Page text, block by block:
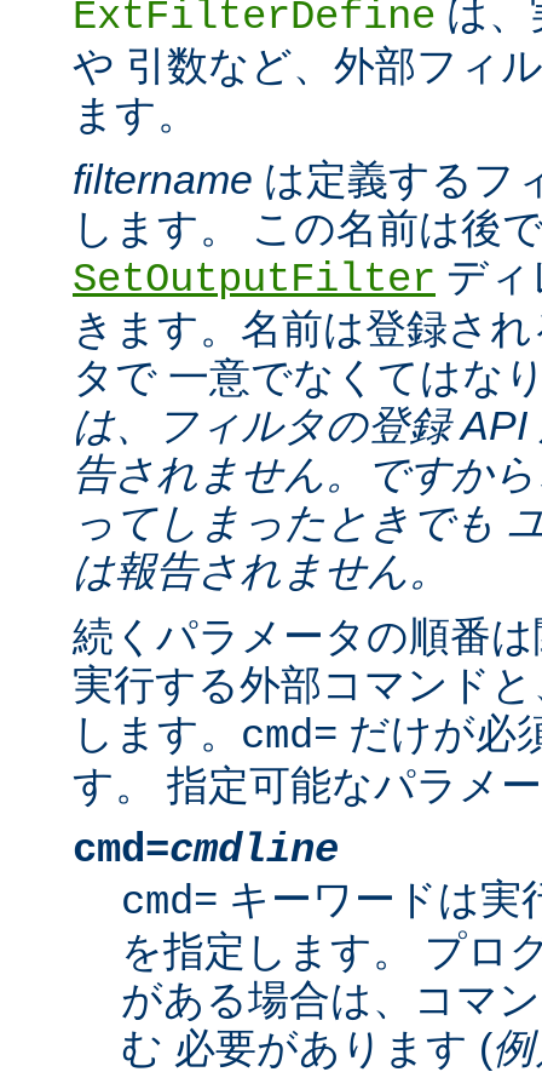
ExtFilterDefine は
や 引数など、外部フィ
ます。
filtername は定義するフ
します。 この名前は後
SetOutputFilter デ
きます。名前は登録さ
タで 一意でなくてはな
は、フィルタの登録
告されません。ですか
ってしまったときでも
は報告されません。
続くパラメータの順番
実行する外部コマンド
します。 cmd= だけが必
す。 指定可能なパラメ
cmd=cmdline
cmd= キーワードは実
を指定します。 プロ
がある場合は、コマ
む 必要があります (